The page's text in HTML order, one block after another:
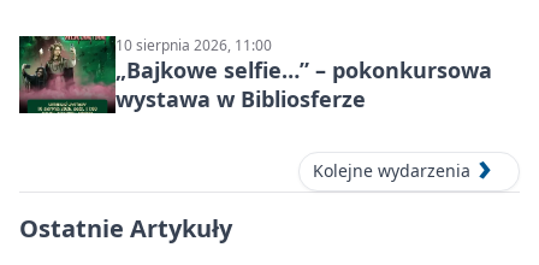
10 sierpnia 2026, 11:00
„Bajkowe selfie…” – pokonkursowa
wystawa w Bibliosferze
Kolejne wydarzenia
Ostatnie Artykuły